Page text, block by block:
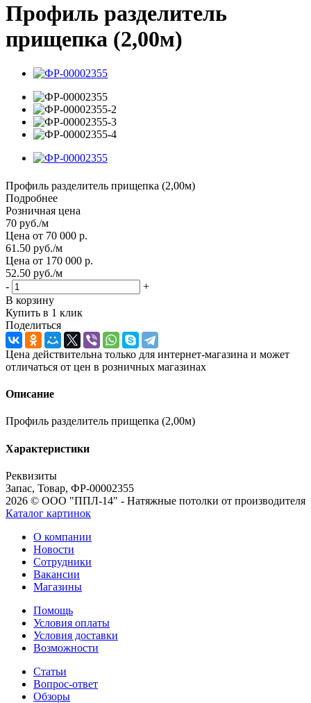
Профиль разделитель
прищепка (2,00м)
Профиль разделитель прищепка (2,00м)
Подробнее
Розничная цена
70 руб./м
Цена от 70 000 р.
61.50 руб./м
Цена от 170 000 р.
52.50 руб./м
-
+
В корзину
Купить в 1 клик
Поделиться
Цена действительна только для интернет-магазина и может
отличаться от цен в розничных магазинах
Описание
Профиль разделитель прищепка (2,00м)
Характеристики
Реквизиты
Запас, Товар, ФР-00002355
2026 © ООО "ППЛ-14" - Натяжные потолки от производителя
Каталог картинок
О компании
Новости
Сотрудники
Вакансии
Магазины
Помощь
Условия оплаты
Условия доставки
Возможности
Статьи
Вопрос-ответ
Обзоры